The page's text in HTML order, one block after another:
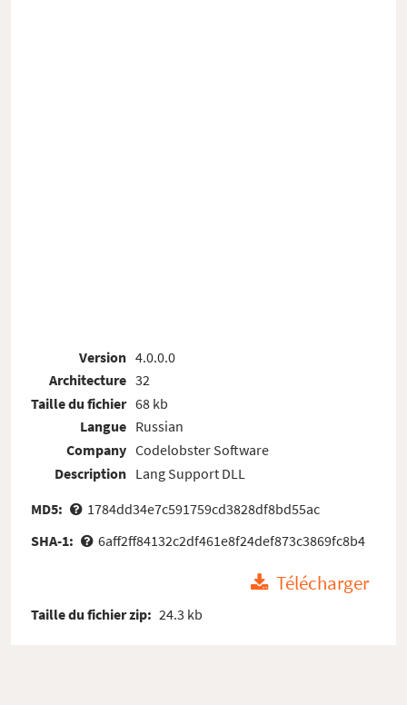
Version
Architecture
Taille du fichier
Langue
Company
Description
4.0.0.0
32
68 kb
Russian
Codelobster Software
Lang Support DLL
MD5:
1784dd34e7c591759cd3828df8bd55ac
SHA-1:
6aff2ff84132c2df461e8f24def873c3869fc8b4
Télécharger
Taille du fichier zip: 24.3 kb